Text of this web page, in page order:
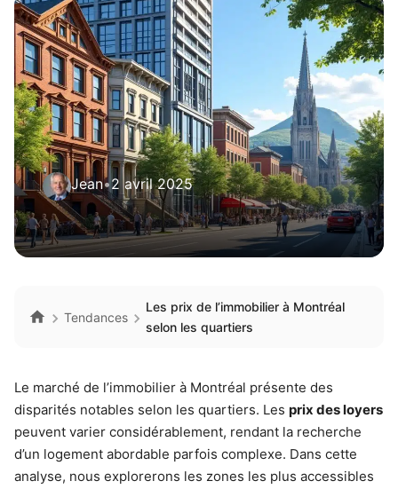
Jean•2 avril 2025
Tendances
Les prix de l’immobilier à Montréal
selon les quartiers
Le marché de l’immobilier à Montréal présente des
disparités notables selon les quartiers. Les prix des loyers
peuvent varier considérablement, rendant la recherche
d’un logement abordable parfois complexe. Dans cette
analyse, nous explorerons les zones les plus accessibles